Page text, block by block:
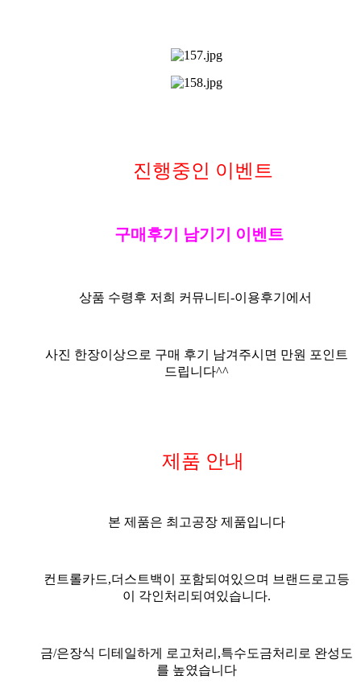
진행중인 이벤트
구매후기 남기기 이벤트
상품 수령후 저희 커뮤니티-이용후기 에서
사진 한장이상으로 구매 후기 남겨주시면 만원 포인트
드립니다^^
제품 안내
본 제품은 최고공장 제품입니다
컨트롤카드,더스트백이 포함되여있으며 브랜드로고등
이 각인처리되여있습니다.
금/은장식 디테일하게 로고처리,특수도금처리로 완성도
를 높였습니다